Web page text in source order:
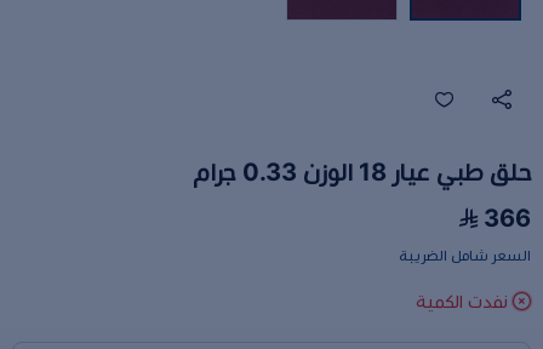
حلق طبي عيار 18 الوزن 0.33 جرام
366
السعر شامل الضريبة
نفدت الكمية